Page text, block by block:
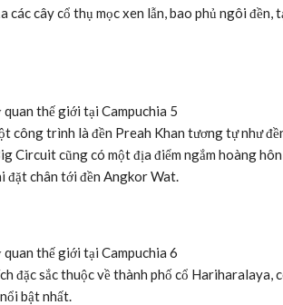
các cây cổ thụ mọc xen lẫn, bao phủ ngôi
công trình là đền Preah Khan tương tự như
Circuit cũng có một địa điểm ngắm hoàng
đặt chân tới đền Angkor Wat.
đặc sắc thuộc về thành phố cổ Hariharalaya,
bật nhất.